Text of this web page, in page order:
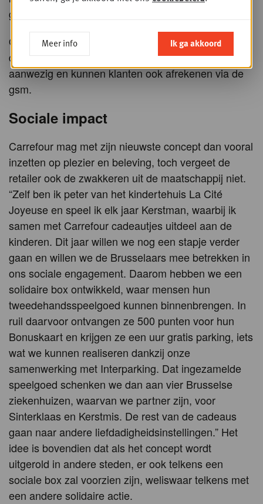
gesprekspartner.
Om nog meer aan het comfort van de klant te
denken, is er bovendien een zelfscankassa
aanwezig en kunnen klanten ook afrekenen via de
gsm.
Sociale impact
Carrefour mag met zijn nieuwste concept dan vooral
inzetten op plezier en beleving, toch vergeet de
retailer ook de zwakkeren uit de maatschappij niet.
“Zelf ben ik peter van het kindertehuis La Cité
Joyeuse en speel ik elk jaar Kerstman, waarbij ik
samen met Carrefour cadeautjes uitdeel aan de
kinderen. Dit jaar willen we nog een stapje verder
gaan en willen we de Brusselaars mee betrekken in
ons sociale engagement. Daarom hebben we een
solidaire box ontwikkeld, waar mensen hun
tweedehandsspeelgoed kunnen binnenbrengen. In
ruil daarvoor ontvangen ze 500 punten voor hun
Bonuskaart en krijgen ze een uur gratis parking, iets
wat we kunnen realiseren dankzij onze
samenwerking met Interparking. Dat ingezamelde
speelgoed schenken we dan aan vier Brusselse
ziekenhuizen, waarvan we partner zijn, voor
Sinterklaas en Kerstmis. De rest van de cadeaus
gaan naar andere liefdadigheidsinstellingen.” Het
idee is bovendien dat als het concept wordt
uitgerold in andere steden, er ook telkens een
sociale box zal voorzien zijn, weliswaar telkens met
een andere solidaire actie.
Meer info Ik ga akkoord